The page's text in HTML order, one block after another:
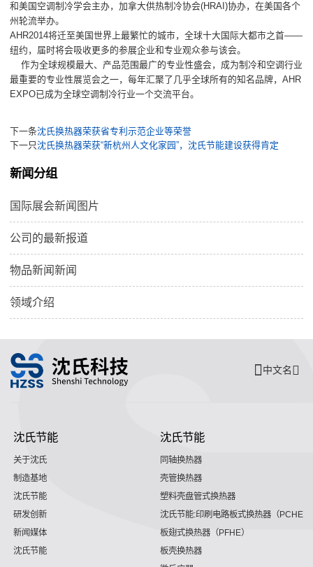
和美国空调制冷学会主办，加拿大供热制冷协会(HRAI)协办，在美国各个
州轮流举办。
AHR2014将迁至美国世界上最繁忙的城市，全球十大国际大都市之首——
纽约，届时将会吸收更多的参展企业和专业观众参与该会。
作为全球规模最大、产品范围最广的专业性盛会，成为制冷和空调行业
最重要的专业性展览会之一，每年汇聚了几乎全球所有的知名品牌，AHR
EXPO已成为全球空调制冷行业一个交流平台。
下一条沈氏换热器荣获省专利示范企业等荣誉
下一只沈氏换热器荣获“新杭州人文化家园”，沈氏节能建设获得肯定
新闻分组
国际展会新闻图片
公司的最新报道
物品新闻新闻
领域介绍
中文名
沈氏节能
关于沈氏
制造基地
沈氏节能
研发创新
新闻媒体
沈氏节能
沈氏节能
同轴换热器
壳管换热器
塑料壳盘管式换热器
沈氏节能:印刷电路板式换热器（PCHE）
板翅式换热器（PFHE）
板壳换热器